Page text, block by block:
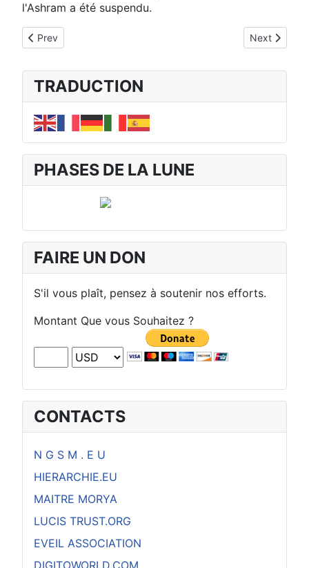
l'Ashram a été suspendu.
Previous article: INSTRUCTIONS PERSONNELLES AUX
Prev Next article:
Next
TRADUCTION
PHASES DE LA LUNE
FAIRE UN DON
S'il vous plaît, pensez à soutenir nos efforts.
Montant Que vous Souhaitez ?
CONTACTS
N G S M . E U
HIERARCHIE.EU
MAITRE MORYA
LUCIS TRUST.ORG
EVEIL ASSOCIATION
DIGITOWORLD.COM